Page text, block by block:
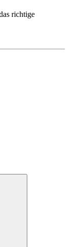
richtige